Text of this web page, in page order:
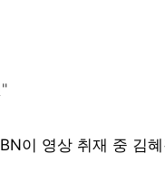
이 영상 취재 중 김